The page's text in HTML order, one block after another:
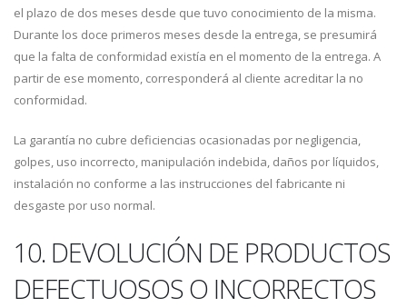
el plazo de dos meses desde que tuvo conocimiento de la misma.
Durante los doce primeros meses desde la entrega, se presumirá
que la falta de conformidad existía en el momento de la entrega. A
partir de ese momento, corresponderá al cliente acreditar la no
conformidad.
La garantía no cubre deficiencias ocasionadas por negligencia,
golpes, uso incorrecto, manipulación indebida, daños por líquidos,
instalación no conforme a las instrucciones del fabricante ni
desgaste por uso normal.
10. DEVOLUCIÓN DE PRODUCTOS
DEFECTUOSOS O INCORRECTOS